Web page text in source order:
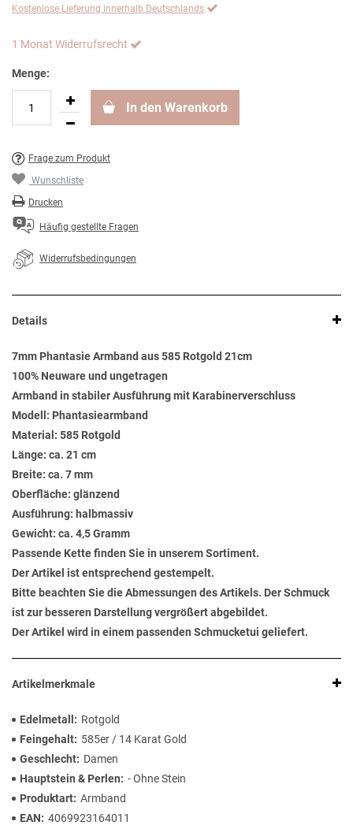
Kostenlose Lieferung innerhalb Deutschlands
1 Monat Widerrufsrecht
Menge:
In den Warenkorb
Frage zum Produkt
Wunschliste
Drucken
Häufig gestellte Fragen
Widerrufsbedingungen
Details
7mm Phantasie Armband aus 585 Rotgold 21cm
100% Neuware und ungetragen
Armband in stabiler Ausführung mit Karabinerverschluss
Modell: Phantasiearmband
Material: 585 Rotgold
Länge: ca. 21 cm
Breite: ca. 7 mm
Oberfläche: glänzend
Ausführung: halbmassiv
Gewicht: ca. 4,5 Gramm
Passende Kette finden Sie in unserem Sortiment.
Der Artikel ist entsprechend gestempelt.
Bitte beachten Sie die Abmessungen des Artikels. Der Schmuck
ist zur besseren Darstellung vergrößert abgebildet.
Der Artikel wird in einem passenden Schmucketui geliefert.
Artikelmerkmale
Edelmetall
Rotgold
Feingehalt
585er / 14 Karat Gold
Geschlecht
Damen
Hauptstein & Perlen
- Ohne Stein
Produktart Armband
EAN
4069923164011